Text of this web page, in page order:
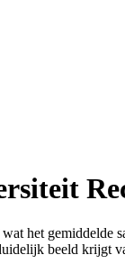
het
beeld krijgt